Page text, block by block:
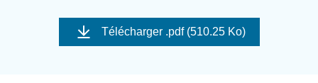
Image
couverture
Télécharger .pdf (510.25 Ko)